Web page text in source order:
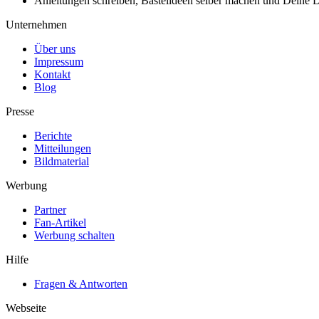
Unternehmen
Über uns
Impressum
Kontakt
Blog
Presse
Berichte
Mitteilungen
Bildmaterial
Werbung
Partner
Fan-Artikel
Werbung schalten
Hilfe
Fragen & Antworten
Webseite